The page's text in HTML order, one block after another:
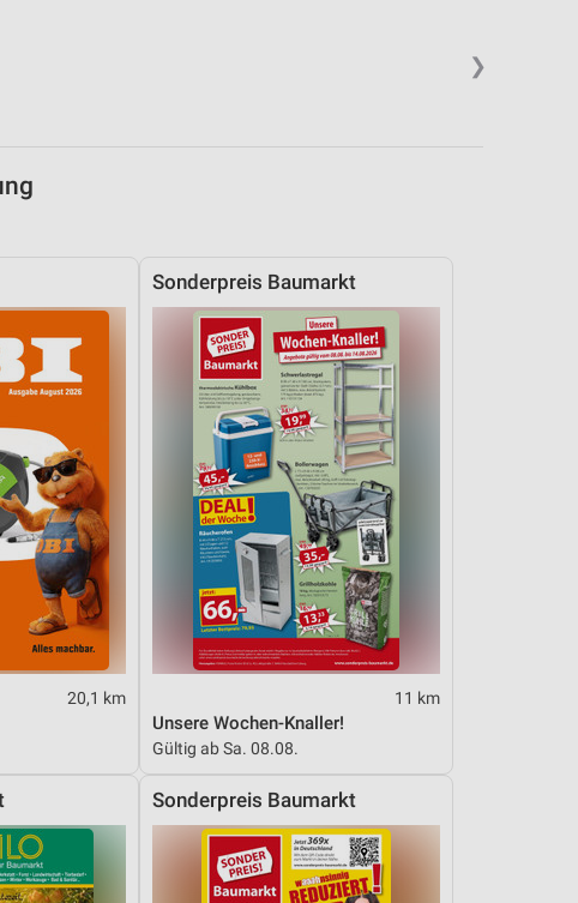
❯
20,1 km
Sonderpreis Baumarkt
11 km
Unsere Wochen-Knaller!
Gültig ab Sa. 08.08.
Sonderpreis Baumarkt